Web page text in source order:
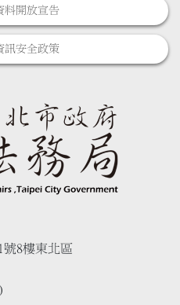
料開放宣告
訊安全政策
號8樓東北區
)